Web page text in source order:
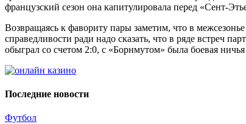
французский сезон она капитулировала перед «Сент-
Возвращаясь к фавориту пары заметим, что в
справедливости ради надо сказать, что в ряде встреч
обыграл со счетом 2:0, с «Борнмутом» была боевая
Последние новости
Футбол